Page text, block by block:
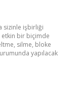
sizinle işbirliği
etkin bir biçimde
silme, bloke
yapılacak